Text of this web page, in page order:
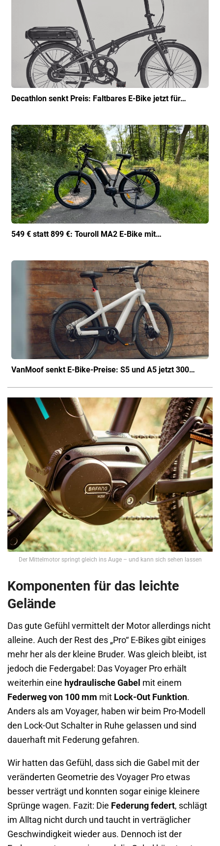
Decathlon senkt Preis: Faltbares E-Bike jetzt für…
549 € statt 899 €: Touroll MA2 E-Bike mit…
VanMoof senkt E-Bike-Preise: S5 und A5 jetzt 300…
Der Mittelmotor springt gleich ins Auge – und kann sich sehen lassen
Komponenten für das leichte
Gelände
Das gute Gefühl vermittelt der Motor allerdings nicht
alleine. Auch der Rest des „Pro“ E-Bikes gibt einiges
mehr her als der kleine Bruder. Was gleich bleibt, ist
jedoch die Federgabel: Das Voyager Pro erhält
weiterhin eine hydraulische Gabel mit einem
Federweg von 100 mm mit Lock-Out Funktion.
Anders als am Voyager, haben wir beim Pro-Modell
den Lock-Out Schalter in Ruhe gelassen und sind
dauerhaft mit Federung gefahren.
Wir hatten das Gefühl, dass sich die Gabel mit der
veränderten Geometrie des Voyager Pro etwas
besser verträgt und konnten sogar einige kleinere
Sprünge wagen. Fazit: Die Federung federt, schlägt
im Alltag nicht durch und taucht in verträglicher
Geschwindigkeit wieder aus. Dennoch ist der